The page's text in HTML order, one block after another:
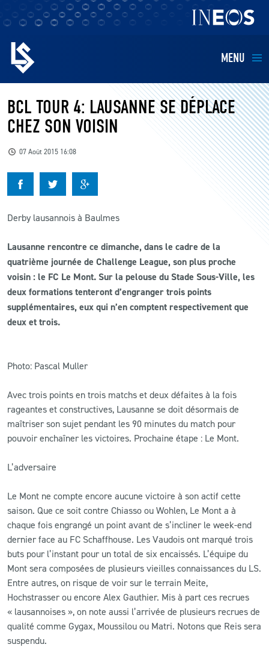
MENU
EQUIPES
BILLETTERIE
KIDS
RESTAURATION
CLUB
ACTUALITÉS
L’APP DU LS
LS ACADEMY CAMPS
MATCH DES CELEBRITES
BCL TOUR 4: LAUSANNE SE DÉPLACE
CHEZ SON VOISIN
07 Août 2015 16:08
Derby lausannois à Baulmes
Lausanne rencontre ce dimanche, dans le cadre de la
quatrième journée de Challenge League, son plus proche
voisin : le FC Le Mont. Sur la pelouse du Stade Sous-Ville, les
deux formations tenteront d’engranger trois points
supplémentaires, eux qui n’en comptent respectivement que
deux et trois.
Photo: Pascal Muller
Avec trois points en trois matchs et deux défaites à la fois
rageantes et constructives, Lausanne se doit désormais de
maîtriser son sujet pendant les 90 minutes du match pour
pouvoir enchaîner les victoires. Prochaine étape : Le Mont.
L’adversaire
Le Mont ne compte encore aucune victoire à son actif cette
saison. Que ce soit contre Chiasso ou Wohlen, Le Mont a à
chaque fois engrangé un point avant de s’incliner le week-end
dernier face au FC Schaffhouse. Les Vaudois ont marqué trois
buts pour l’instant pour un total de six encaissés. L’équipe du
Mont sera composées de plusieurs vieilles connaissances du LS.
Entre autres, on risque de voir sur le terrain Meite,
Hochstrasser ou encore Alex Gauthier. Mis à part ces recrues
« lausannoises », on note aussi l’arrivée de plusieurs recrues de
qualité comme Gygax, Moussilou ou Matri. Notons que Reis sera
suspendu.